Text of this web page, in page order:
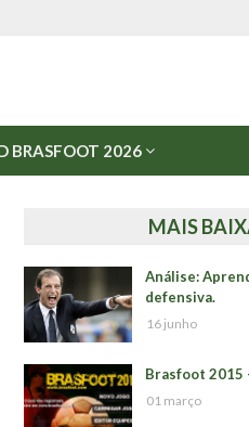
BRASFOOT 2026
MAIS
Análise:
defensiva.
16 junho
Brasfoot 2015
01 março